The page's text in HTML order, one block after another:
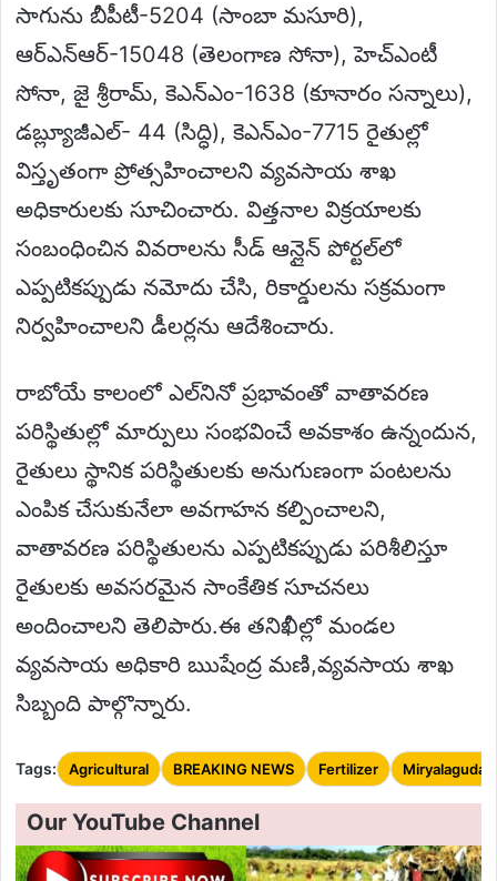
సాగును బీపీటీ-5204 (సాంబా మసూరి),
ఆర్‌ఎన్‌ఆర్-15048 (తెలంగాణ సోనా), హెచ్‌ఎంటీ
సోనా, జై శ్రీరామ్, కెఎన్‌ఎం-1638 (కూనారం సన్నాలు),
డబ్ల్యూజీఎల్- 44 (సిద్ధి), కెఎన్‌ఎం-7715 రైతుల్లో
విస్తృతంగా ప్రోత్సహించాలని వ్యవసాయ శాఖ
అధికారులకు సూచించారు. విత్తనాల విక్రయాలకు
సంబంధించిన వివరాలను సీడ్ ఆన్లైన్ పోర్టల్‌లో
ఎప్పటికప్పుడు నమోదు చేసి, రికార్డులను సక్రమంగా
నిర్వహించాలని డీలర్లను ఆదేశించారు.
రాబోయే కాలంలో ఎల్‌నినో ప్రభావంతో వాతావరణ
పరిస్థితుల్లో మార్పులు సంభవించే అవకాశం ఉన్నందున,
రైతులు స్థానిక పరిస్థితులకు అనుగుణంగా పంటలను
ఎంపిక చేసుకునేలా అవగాహన కల్పించాలని,
వాతావరణ పరిస్థితులను ఎప్పటికప్పుడు పరిశీలిస్తూ
రైతులకు అవసరమైన సాంకేతిక సూచనలు
అందించాలని తెలిపారు.ఈ తనిఖీల్లో మండల
వ్యవసాయ అధికారి ఋషేంద్ర మణి,వ్యవసాయ శాఖ
సిబ్బంది పాల్గొన్నారు.
Tags: Agricultural BREAKING NEWS Fertilizer Miryalaguda
Our YouTube Channel